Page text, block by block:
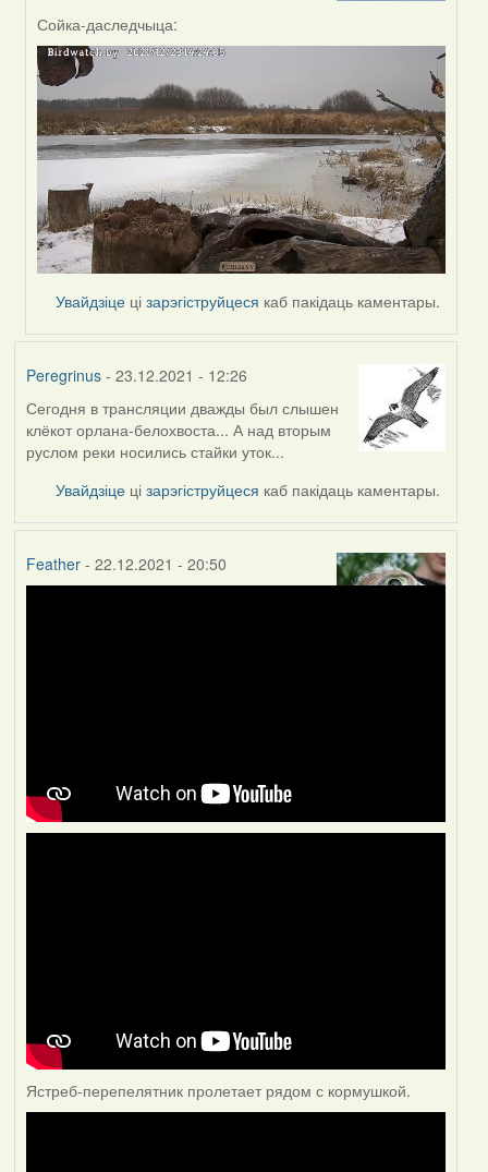
Peregrinus
Сойка-даследчыца:
Увайдзіце цізарэгіструйцеся каб пакідаць каментары.
Peregrinus- 23.12.2021 - 12:26
Сегодня в трансляции дважды был слышен
клёкот орлана-белохвоста... А над вторым
руслом реки носились стайки уток...
Увайдзіце цізарэгіструйцеся каб пакідаць каментары.
Feather- 22.12.2021 - 20:50
Ястреб-перепелятник пролетает рядом с кормушкой.